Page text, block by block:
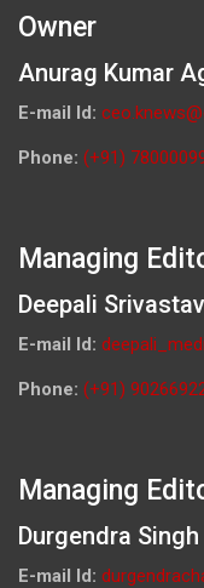
Owner
Anurag Kumar
E-mail Id:
Phone: (+91)
Managing
Deepali
E-mail Id:
Phone: (+91)
Managing
Durgendra
E-mail Id: